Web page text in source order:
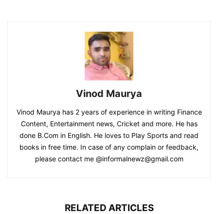
Vinod Maurya
Vinod Maurya has 2 years of experience in writing Finance
Content, Entertainment news, Cricket and more. He has
done B.Com in English. He loves to Play Sports and read
books in free time. In case of any complain or feedback,
please contact me @informalnewz@gmail.com
RELATED ARTICLES